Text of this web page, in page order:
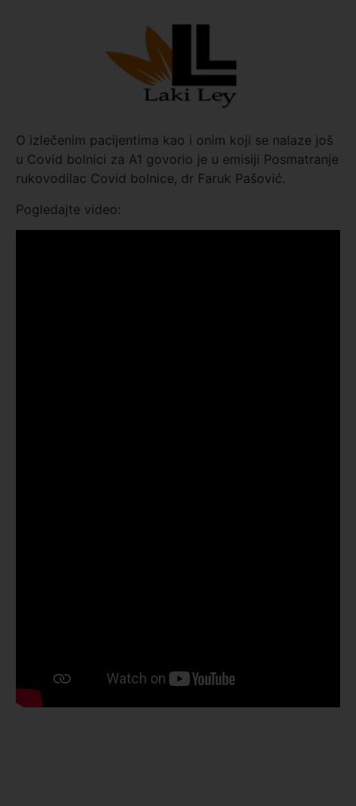
O izlečenim pacijentima kao i onim koji se nalaze još
u Covid bolnici za A1 govorio je u emisiji Posmatranje
rukovodilac Covid bolnice, dr Faruk Pašović.
Pogledajte video: